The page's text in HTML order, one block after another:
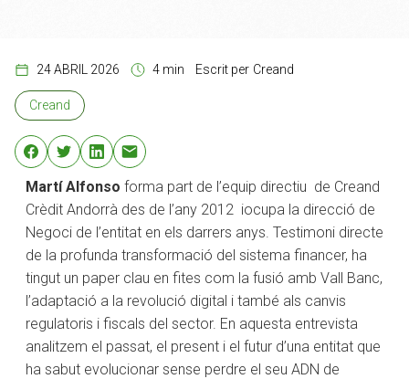
24 ABRIL 2026 4 min Escrit per Creand
Creand
Martí Alfonso forma part de l’equip directiu de Creand
Crèdit Andorrà des de l’any 2012 iocupa la direcció de
Negoci de l’entitat en els darrers anys. Testimoni directe
de la profunda transformació del sistema financer, ha
tingut un paper clau en fites com la fusió amb Vall Banc,
l’adaptació a la revolució digital i també als canvis
regulatoris i fiscals del sector. En aquesta entrevista
analitzem el passat, el present i el futur d’una entitat que
ha sabut evolucionar sense perdre el seu ADN de